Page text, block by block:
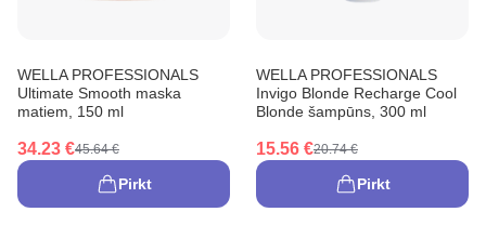
WELLA PROFESSIONALS
Ultimate Smooth maska
matiem, 150 ml
34.23 €45.64 €
Pirkt
WELLA PROFESSIONALS
Invigo Blonde Recharge Cool
Blonde šampūns, 300 ml
15.56 €20.74 €
Pirkt